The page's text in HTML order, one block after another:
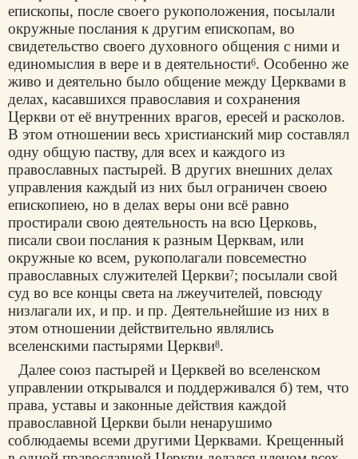
епископы, после своего рукоположения, посылали
окружные послания к другим епископам, во
свидетельство своего духовного общения с ними и
единомыслия в вере и в деятельности6. Особенно же
живо и деятельно было общение между Церквами в
делах, касавшихся православия и сохранения
Церкви от её внутренних врагов, ересей и расколов.
В этом отношении весь христианский мир составлял
одну общую паству, для всех и каждого из
православных пастырей. В других внешних делах
управления каждый из них был ограничен своею
епископиею, но в делах веры они всё равно
простирали свою деятельность на всю Церковь,
писали свои послания к разным Церквам, или
окружные ко всем, рукополагали повсеместно
православных служителей Церкви7; посылали свой
суд во все концы света на лжеучителей, повсюду
низлагали их, и пр. и пр. Деятельнейшие из них в
этом отношении действительно являлись
вселенскими пастырями Церкви8.
Далее союз пастырей и Церквей во вселенском
управлении открывался и поддерживался б) тем, что
права, уставы и законные действия каждой
православной Церкви были ненарушимо
соблюдаемы всеми другими Церквами. Крещенный